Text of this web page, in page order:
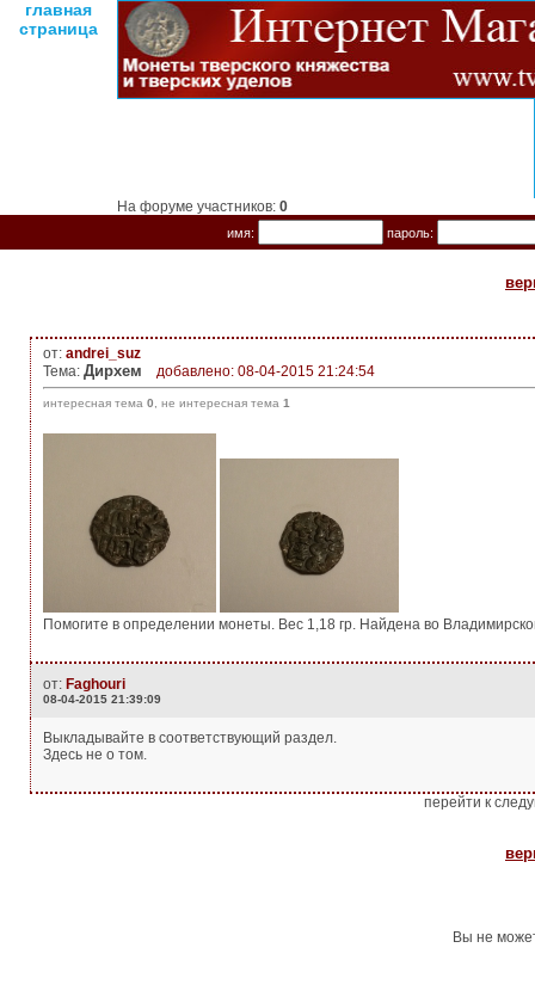
главная
страница
На форуме участников: 0
имя: пароль:
от: andrei_suz
Тема: Дирхем добавлено: 08-04-2015 21:24:54
интересная тема 0 , не интересная тема 1
Помогите в определении монеты. Вес 1,18 гр. Найдена во
от: Faghouri
08-04-2015 21:39:09
Выкладывайте в соответствующий раздел.
Здесь не о том.
перейти к
Вы не